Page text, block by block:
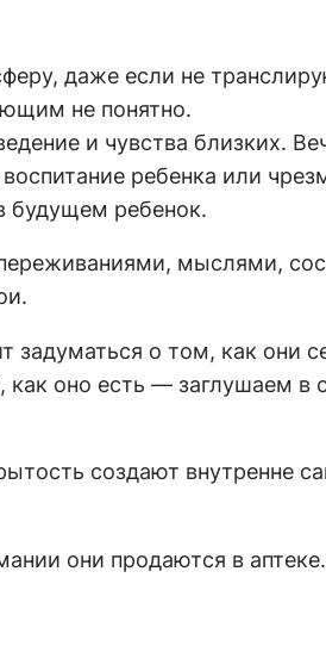
даже если не
не понятно.
и чувства близких.
ребенка или
будущем ребенок.
мыслями,
о том, как они
оно есть — заглушаем в
создают
они продаются в